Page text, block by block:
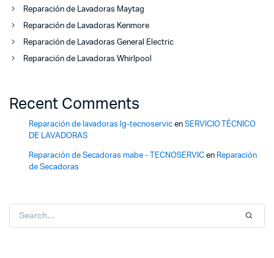
Reparación de Lavadoras Maytag
Reparación de Lavadoras Kenmore
Reparación de Lavadoras General Electric
Reparación de Lavadoras Whirlpool
Recent Comments
Reparación de lavadoras lg-tecnoservicen SERVICIO TÉCNICO
DE LAVADORAS
Reparación de Secadoras mabe - TECNOSERVICen Reparación
de Secadoras